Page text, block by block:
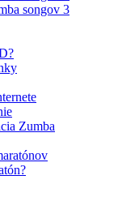
songov 3
Zumba